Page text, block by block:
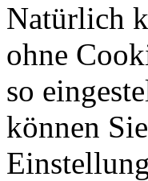
Natürlich
ohne
so
können